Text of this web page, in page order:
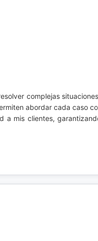
complejas
abordar cada caso
a mis clientes,